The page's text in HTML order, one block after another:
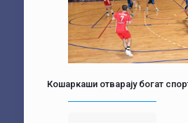
Кошаркаши отварају богат